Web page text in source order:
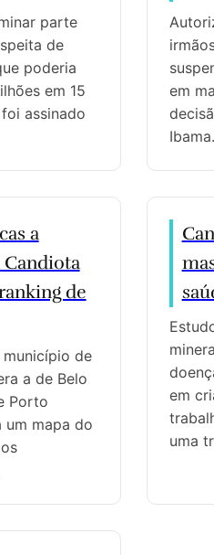
parte
de
poderia
em 15
assinado
em
Ibama.
a
Candiota
de
de
a de Belo
Porto
um mapa do
em
uma